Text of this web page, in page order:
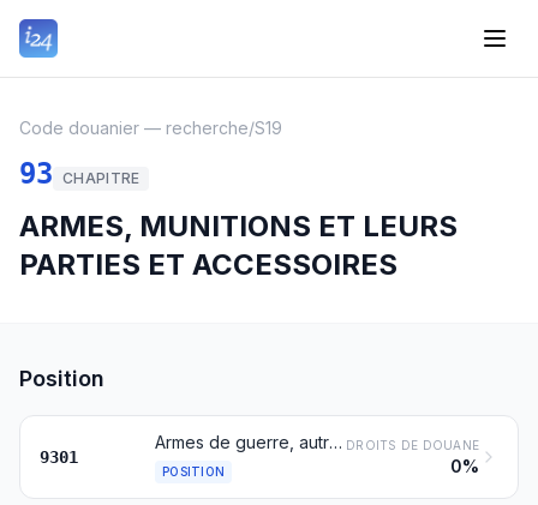
Code douanier — recherche/S19
93 CHAPITRE
ARMES, MUNITIONS ET LEURS
PARTIES ET ACCESSOIRES
Position
9301
Armes de guerre, autres que les revolvers, pistolets et armes blanches du no 9307
POSITION
DROITS DE DOUANE
0%